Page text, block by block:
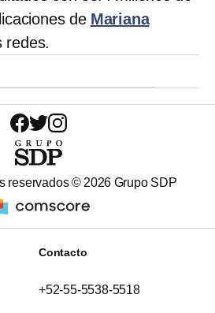
de Mariana
redes.
reservados © 2026 Grupo SDP
Contacto
+52-55-5538-5518